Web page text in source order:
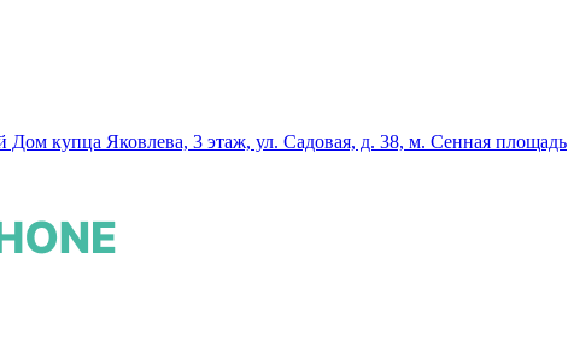
Дом купца Яковлева, 3 этаж, ул. Садовая, д. 38, м. Сенная площадь